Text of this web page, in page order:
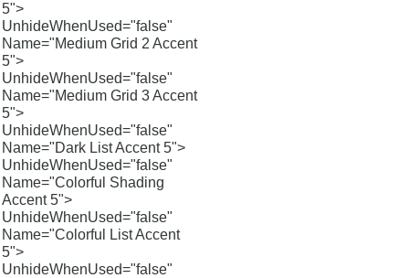
5">
UnhideWhenUsed="false"
Name="Medium Grid 2 Accent
5">
UnhideWhenUsed="false"
Name="Medium Grid 3 Accent
5">
UnhideWhenUsed="false"
Name="Dark List Accent 5">
UnhideWhenUsed="false"
Name="Colorful Shading
Accent 5">
UnhideWhenUsed="false"
Name="Colorful List Accent
5">
UnhideWhenUsed="false"